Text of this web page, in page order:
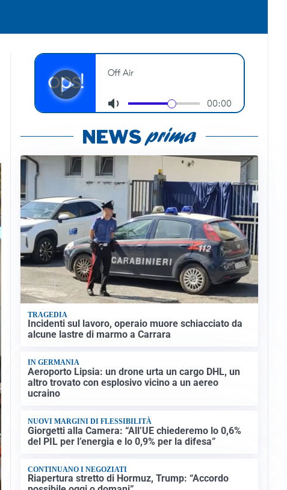
TRAGEDIA
Incidenti sul lavoro, operaio muore schiacciato da
alcune lastre di marmo a Carrara
IN GERMANIA
Aeroporto Lipsia: un drone urta un cargo DHL, un
altro trovato con esplosivo vicino a un aereo
ucraino
NUOVI MARGINI DI FLESSIBILITÀ
Giorgetti alla Camera: “All’UE chiederemo lo 0,6%
del PIL per l’energia e lo 0,9% per la difesa”
CONTINUANO I NEGOZIATI
Riapertura stretto di Hormuz, Trump: “Accordo